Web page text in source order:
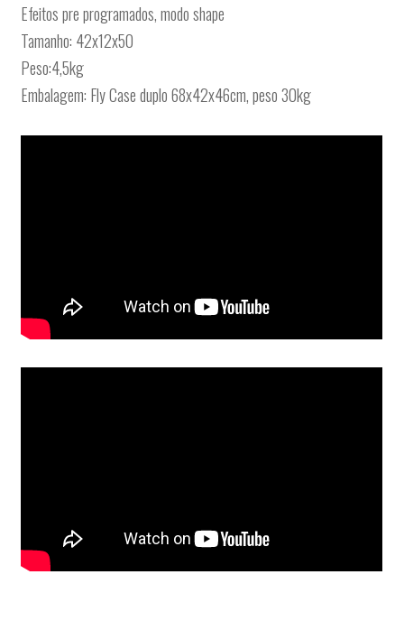
Efeitos pre programados, modo shape
Tamanho: 42x12x50
Peso:4,5kg
Embalagem: Fly Case duplo 68x42x46cm, peso 30kg